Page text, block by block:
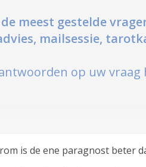
de meest gestelde
mailsessie,
op uw
is de ene paragnost beter